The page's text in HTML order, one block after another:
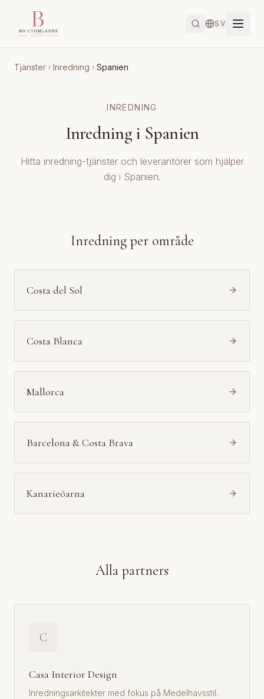
SV
Tjänster Inredning Spanien
INREDNING
Inredning i Spanien
Hitta inredning-tjänster och leverantörer som hjälper
dig i Spanien.
Inredning per område
Costa del Sol
Costa Blanca
Mallorca
Barcelona & Costa Brava
Kanarieöarna
Alla partners
C
Casa Interior Design
Inredningsarkitekter med fokus på Medelhavsstil.